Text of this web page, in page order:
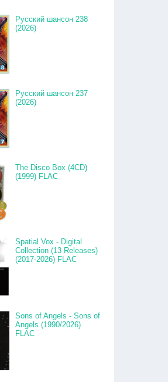
Русский шансон 238
(2026)
Русский шансон 237
(2026)
The Disco Box (4CD)
(1999) FLAC
Spatial Vox - Digital
Collection (13 Releases)
(2017-2026) FLAC
Sons of Angels - Sons of
Angels (1990/2026)
FLAC